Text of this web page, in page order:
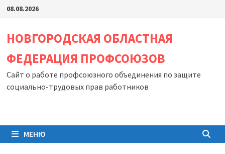
Перейти
содержимому
08.08.2026
НОВГОРОДСКАЯ ОБЛАСТНАЯ
ФЕДЕРАЦИЯ ПРОФСОЮЗОВ
Сайт о работе профсоюзного объединения по защите
социально-трудовых прав работников
МЕНЮ